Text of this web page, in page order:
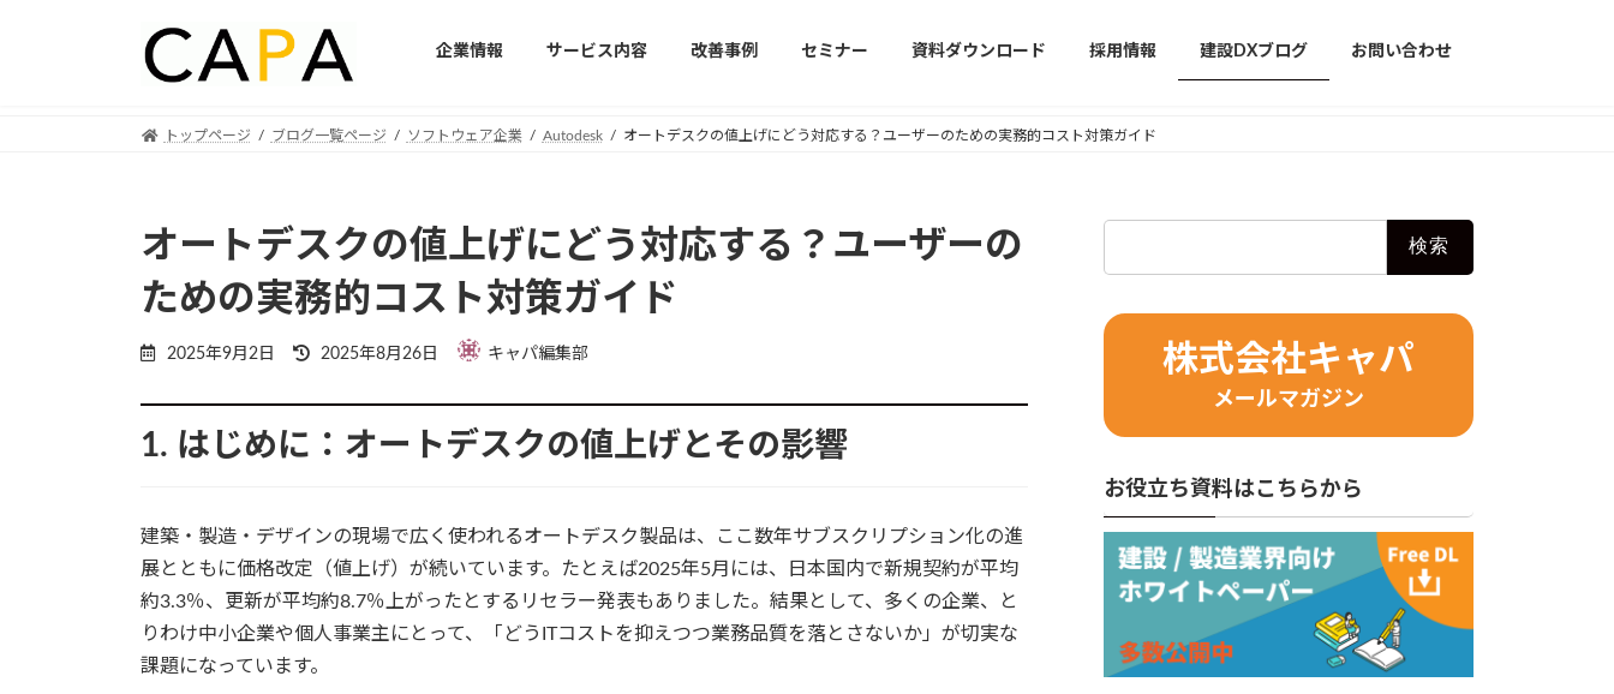
企業情報 サービス内容 改善事例 セミナー 資料ダウンロード 採用情報 建設DXブログ お問い合わせ
トップページ ブログ一覧ページ ソフトウェア企業 Autodesk オートデスクの値上げにどう対応する？ユーザーのための実務的コスト対策ガイド
オートデスクの値上げにどう対応する？ユーザーの
ための実務的コスト対策ガイド
2025年9月2日
Last
updated
2025年8月26日 キャパ編集部
1. はじめに：オートデスクの値上げとその影響
建築・製造・デザインの現場で広く使われるオートデスク製品は、ここ数年サブスクリプション化の進
展とともに価格改定（値上げ）が続いています。たとえば2025年5月には、日本国内で新規契約が平均
約3.3％、更新が平均約8.7％上がったとするリセラー発表もありました。結果として、多くの企業、と
りわけ中小企業や個人事業主にとって、「どうITコストを抑えつつ業務品質を落とさないか」が切実な
課題になっています。
株式会社キャパ
メールマガジン
お役立ち資料はこちらから